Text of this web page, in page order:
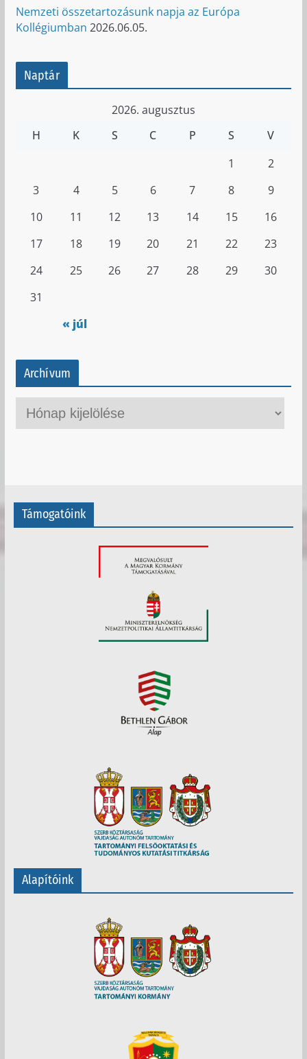
Nemzeti összetartozásunk napja az Európa
Kollégiumban 2026.06.05.
Naptár
2026. augusztus
H
K S C P S V
« júl
1
2
3
4 5 6 7 8
9
10
11 12 13 14 15
16
17
18 19 20 21 22
23
24
25 26 27 28 29
30
31
Archívum
r
Támogatóink
Alapítóink